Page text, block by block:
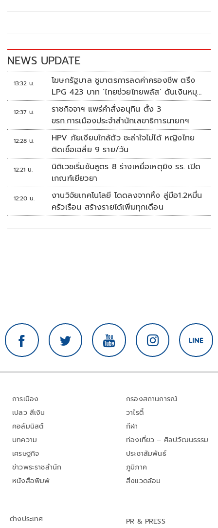
k k
NEWS UPDATE
13:32 น.
โฆษกรัฐบาล ชูมาตรการลดค่าครองชีพ ตรึง
LPG 423 บาท ‘ไทยช่วยไทยพลัส’ ดันเงินหมุน
แสนล้าน
12:37 น.
ราชกิจจาฯ แพร่คำสั่งอนุทิน ตั้ง 3
ขรก.การเมืองประจำสำนักเลขาธิการนายกฯ
12:28 น.
HPV ภัยเงียบใกล้ตัว ชะล่าใจไม่ได้ หญิงไทย
ติดเชื้อเฉลี่ย 9 ราย/วัน
12:21 น.
นิติเวชเริ่มชันสูตร 8 ร่างเหยื่อเหตุยิง รร. เปิด
เกณฑ์เยียวยา
12:20 น.
งานวิจัยเทคโนโลยี โดดลงจากหิ้ง สู่มือ1.2หมื่น
ครัวเรือน สร้างรายได้เพิ่มทุกเดือน
การเมือง
เปลว สีเงิน
คอลัมนิสต์
บทความ
เศรษฐกิจ
ข่าวพระราชสำนัก
หนังสือพิมพ์
กรองสถานการณ์
วาไรตี้
กีฬา
ท่องเที่ยว – ศิลปวัฒนธรรม
ประชาสัมพันธ์
ภูมิภาค
สิ่งแวดล้อม
ต่างประเทศ
PR & PRESS